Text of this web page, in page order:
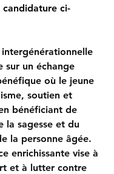
ci-
sur un échange
où le jeune
soutien et
bénéficiant de
la sagesse et du
la personne âgée.
enrichissante vise à
et à lutter contre